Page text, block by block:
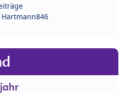
Hartmann846